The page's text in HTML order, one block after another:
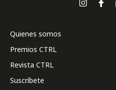
Quienes somos
Premios CTRL
Revista CTRL
Suscríbete